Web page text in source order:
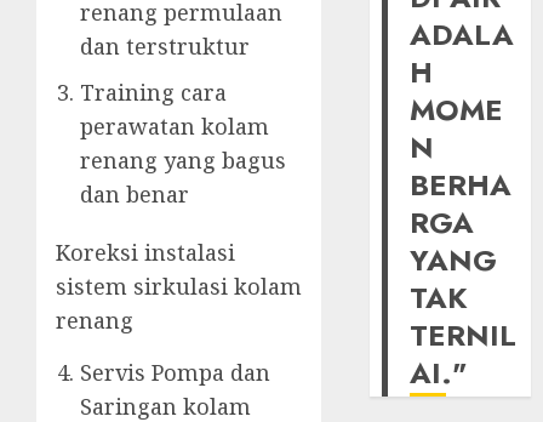
renang permulaan
dan terstruktur
Training cara
perawatan kolam
renang yang bagus
dan benar
Koreksi instalasi
sistem sirkulasi kolam
renang
Servis Pompa dan
Saringan kolam
ADALA
H
MOME
N
BERHA
RGA
YANG
TAK
TERNIL
AI."